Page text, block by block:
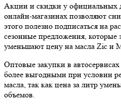
Акции и скидки у официальных
онлайн-магазинах позволяют
этого полезно подписаться на
сезонные предложения, которые
уменьшают цену на масла Zic и
Оптовые закупки в
более выгодными при условии
масла, так как цена за литр
объемов.